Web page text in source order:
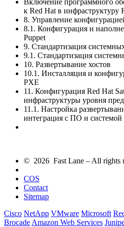
к Red Hat в инфраструктуру
8. Управление
8.1. Конфигурация и
Puppet
9. Стандартизация
9.1. Стандартизация
10. Развертывание хостов
10.1. Инсталляция и
PXE
11. Конфигурация Red Hat
инфраструктуры уровня
11.1. Настройка
интеграция с ПО и системой
© 2026 Fast Lane – All rights
COS
Contact
Sitemap
Cisco NetApp VMware Microsoft
Brocade Amazon Web Services